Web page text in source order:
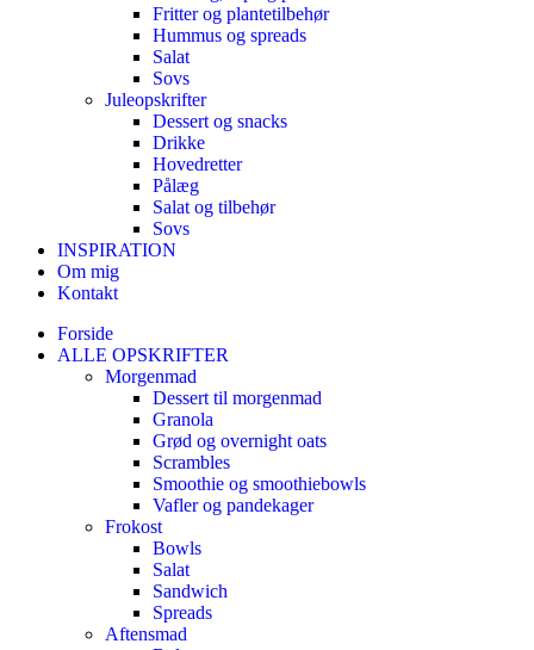
Fritter og plantetilbehør
Hummus og spreads
Salat
Sovs
Juleopskrifter
Dessert og snacks
Drikke
Hovedretter
Pålæg
Salat og tilbehør
Sovs
INSPIRATION
Om mig
Kontakt
Forside
ALLE OPSKRIFTER
Morgenmad
Dessert til morgenmad
Granola
Grød og overnight oats
Scrambles
Smoothie og smoothiebowls
Vafler og pandekager
Frokost
Bowls
Salat
Sandwich
Spreads
Aftensmad